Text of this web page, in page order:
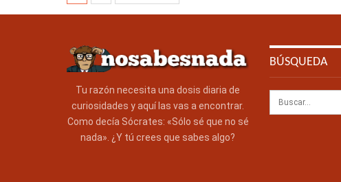
Tu razón necesita una dosis diaria de
curiosidades y aquí las vas a encontrar.
Como decía Sócrates: «Sólo sé que no sé
nada». ¿Y tú crees que sabes algo?
BÚSQUEDA